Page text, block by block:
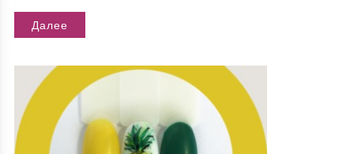
Далее